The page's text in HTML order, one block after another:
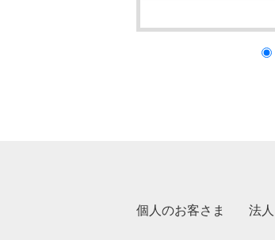
個人のお客さま 法